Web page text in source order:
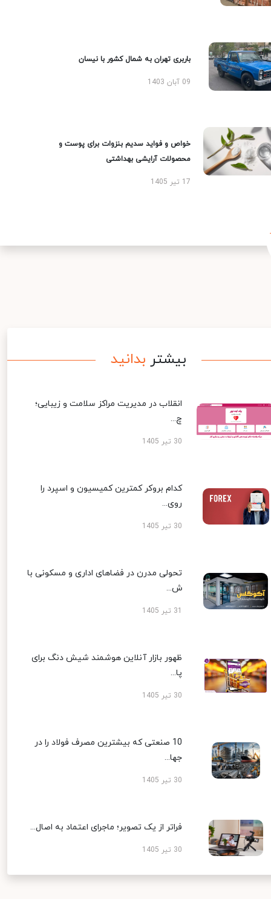
باربری تهران به شمال کشور با نیسان
09 آبان 1403
خواص و فواید سدیم بنزوات برای پوست و
محصولات آرایشی بهداشتی
17 تیر 1405
بیشتر بدانید
انقلاب در مدیریت مراکز سلامت و زیبایی؛
چ...
30 تیر 1405
کدام بروکر کمترین کمیسیون و اسپرد را
روی...
30 تیر 1405
تحولی مدرن در فضاهای اداری و مسکونی با
ش...
ظهور بازار آنلاین هوشمند شیش دنگ برای
پا...
30 تیر 1405
10 صنعتی که بیشترین مصرف فولاد را در
جها...
30 تیر 1405
فراتر از یک تصویر؛ ماجرای اعتماد به اصال...
30 تیر 1405